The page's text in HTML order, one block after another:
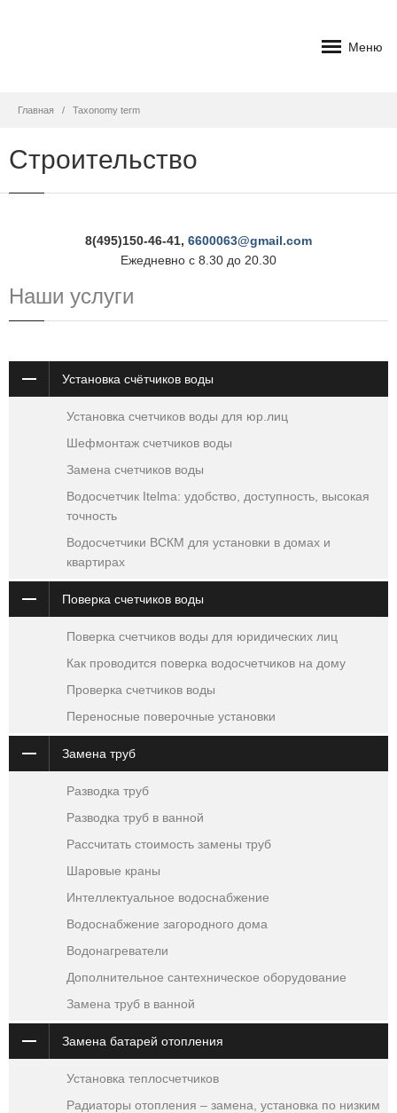
Меню
Главная Taxonomy term
Строительство
8(495)150-46-41, 6600063@gmail.com
Ежедневно с 8.30 до 20.30
Наши услуги
Установка счётчиков воды
Установка счетчиков воды для юр.лиц
Шефмонтаж счетчиков воды
Замена счетчиков воды
Водосчетчик Itelma: удобство, доступность, высокая
точность
Водосчетчики ВСКМ для установки в домах и
квартирах
Поверка счетчиков воды
Поверка счетчиков воды для юридических лиц
Как проводится поверка водосчетчиков на дому
Проверка счетчиков воды
Переносные поверочные установки
Замена труб
Разводка труб
Разводка труб в ванной
Рассчитать стоимость замены труб
Шаровые краны
Интеллектуальное водоснабжение
Водоснабжение загородного дома
Водонагреватели
Дополнительное сантехническое оборудование
Замена труб в ванной
Замена батарей отопления
Установка теплосчетчиков
Радиаторы отопления – замена, установка по низким